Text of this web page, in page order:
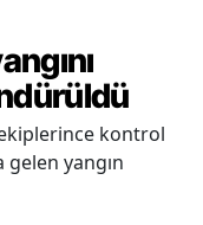
kontrol
gelen yangın